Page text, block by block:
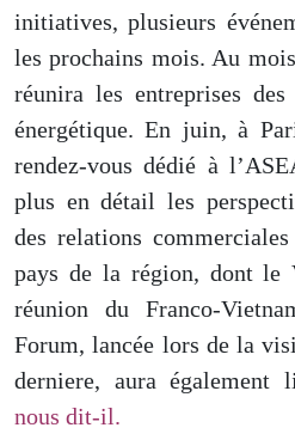
initiatives, plusieurs
les prochains mois. Au
réunira les entreprises
énergétique. En juin, à
rendez-vous dédié à
plus en détail les
des relations
pays de la région, dont le
réunion du Franco-
Forum, lancée lors de la
derniere, aura également
nous dit-il.